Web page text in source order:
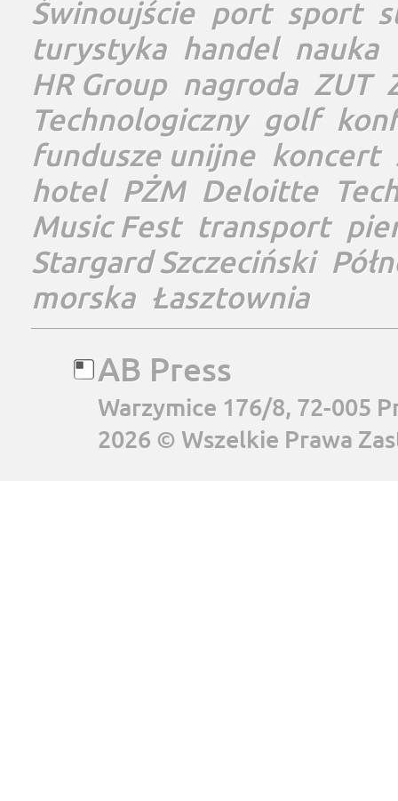
Świnoujście port sport
turystyka handel nauka
HR Group nagroda ZUT
Technologiczny golf
fundusze unijne koncert
hotel PŻM Deloitte
Music Fest transport
Stargard Szczeciński
morska Łasztownia
AB Press
Warzymice 176/8, 72-005
2026 © Wszelkie Prawa